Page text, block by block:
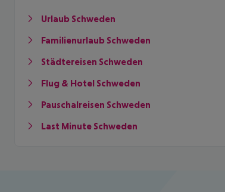
Urlaub Schweden
Familienurlaub Schweden
Städtereisen Schweden
Flug & Hotel Schweden
Pauschalreisen Schweden
Last Minute Schweden